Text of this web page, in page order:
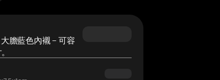
膽藍色內襯 – 可容